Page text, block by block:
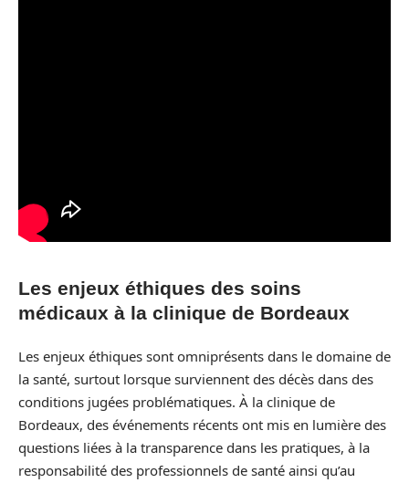
Les enjeux éthiques des soins
médicaux à la clinique de Bordeaux
Les enjeux éthiques sont omniprésents dans le domaine de
la santé, surtout lorsque surviennent des décès dans des
conditions jugées problématiques. À la clinique de
Bordeaux, des événements récents ont mis en lumière des
questions liées à la transparence dans les pratiques, à la
responsabilité des professionnels de santé ainsi qu’au